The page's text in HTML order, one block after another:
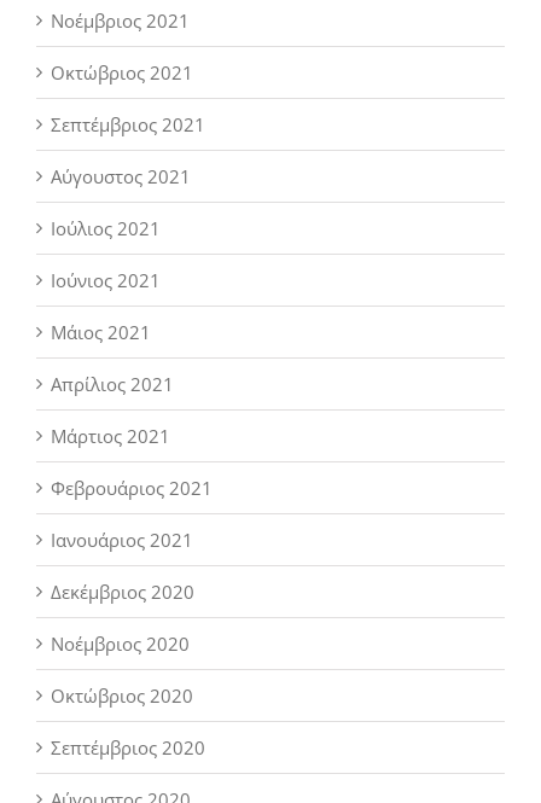
Νοέμβριος 2021
Οκτώβριος 2021
Σεπτέμβριος 2021
Αύγουστος 2021
Ιούλιος 2021
Ιούνιος 2021
Μάιος 2021
Απρίλιος 2021
Μάρτιος 2021
Φεβρουάριος 2021
Ιανουάριος 2021
Δεκέμβριος 2020
Νοέμβριος 2020
Οκτώβριος 2020
Σεπτέμβριος 2020